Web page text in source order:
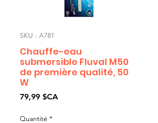
SKU : A781
Chauffe-eau
submersible Fluval M50
de première qualité, 50
W
79,99 $CA
Quantité *